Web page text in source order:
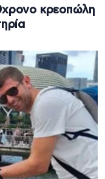
κρεοπώλη